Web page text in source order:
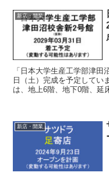
新店・開業
「日本大学生産工学部津
日（土）完成を予定してい
は、地上6階、地下0階、延
新店・開業